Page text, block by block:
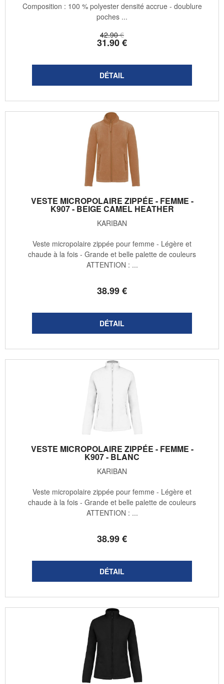
42.90 €
31.90€
Composition : 100 % polyester densité accrue - doublure
poches ...
VESTE MICROPOLAIRE ZIPPÉE - FEMME -
K907 - BEIGE CAMEL HEATHER
KARIBAN
38.99€
Veste micropolaire zippée pour femme - Légère et
chaude à la fois - Grande et belle palette de couleurs
ATTENTION : ...
VESTE MICROPOLAIRE ZIPPÉE - FEMME -
K907 - BLANC
KARIBAN
38.99€
Veste micropolaire zippée pour femme - Légère et
chaude à la fois - Grande et belle palette de couleurs
ATTENTION : ...